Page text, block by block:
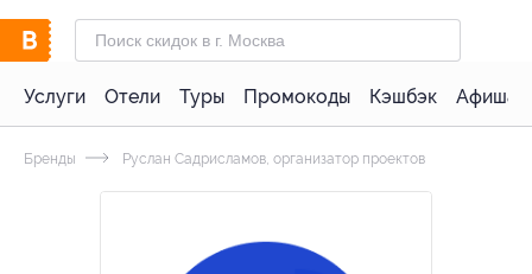
Услуги Отели Туры Промокоды Кэшбэк Афиша
Бренды Руслан Садрисламов, организатор проектов